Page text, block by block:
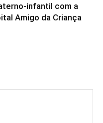
infantil com a
Amigo da Criança